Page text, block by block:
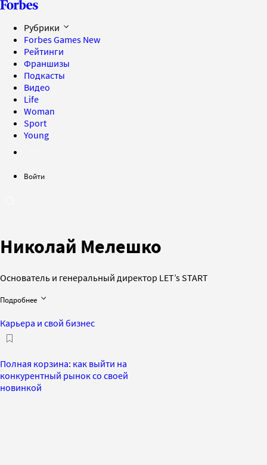
Рубрики
Forbes Games New
Рейтинги
Франшизы
Подкасты
Видео
Life
Woman
Sport
Young
Войти
Николай Мелешко
Основатель и генеральный директор LET’s START
Подробнее
Карьера и свой бизнес
Полная корзина: как выйти на
конкурентный рынок со своей
новинкой